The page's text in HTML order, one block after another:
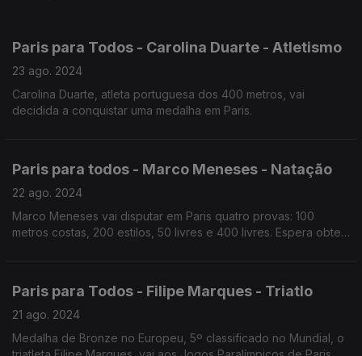
Paris para Todos - Carolina Duarte - Atletismo
23 ago. 2024
Carolina Duarte, atleta portuguesa dos 400 metros, vai
decidida a conquistar uma medalha em Paris.
Paris para todos - Marco Meneses - Natação
22 ago. 2024
Marco Meneses vai disputar em Paris quatro provas: 100
metros costas, 200 estilos, 50 livres e 400 livres. Espera obter
Paris para Todos - Filipe Marques - Triatlo
21 ago. 2024
Medalha de Bronze no Europeu, 5º classificado no Mundial, o